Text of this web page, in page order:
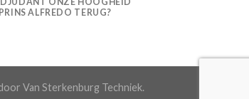
PRINS ALFREDO TERUG?
Van Sterkenburg Techniek.